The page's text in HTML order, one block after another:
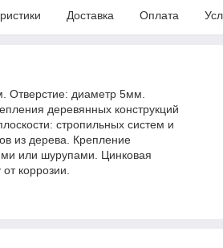
Доставка Оплата
диаметр 5мм.
деревянных конструкций
стропильных систем и
из дерева. Крепление
или шурупами. Цинковая
коррозии.